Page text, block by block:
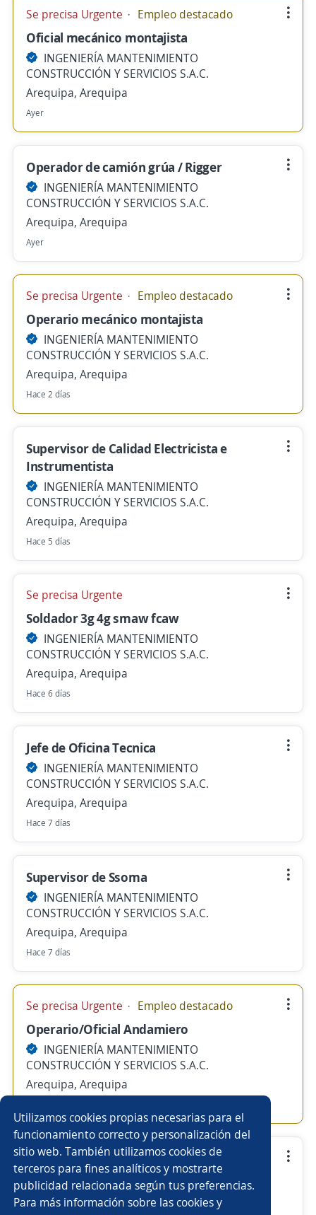
Se precisa Urgente Empleo destacado
Oficial mecánico montajista
INGENIERÍA MANTENIMIENTO
CONSTRUCCIÓN Y SERVICIOS S.A.C.
Arequipa, Arequipa
Ayer
Operador de camión grúa / Rigger
INGENIERÍA MANTENIMIENTO
CONSTRUCCIÓN Y SERVICIOS S.A.C.
Arequipa, Arequipa
Ayer
Se precisa Urgente Empleo destacado
Operario mecánico montajista
INGENIERÍA MANTENIMIENTO
CONSTRUCCIÓN Y SERVICIOS S.A.C.
Arequipa, Arequipa
Hace 2 días
Supervisor de Calidad Electricista e
Instrumentista
INGENIERÍA MANTENIMIENTO
CONSTRUCCIÓN Y SERVICIOS S.A.C.
Arequipa, Arequipa
Hace 5 días
Se precisa Urgente
Soldador 3g 4g smaw fcaw
INGENIERÍA MANTENIMIENTO
CONSTRUCCIÓN Y SERVICIOS S.A.C.
Arequipa, Arequipa
Hace 6 días
Jefe de Oficina Tecnica
INGENIERÍA MANTENIMIENTO
CONSTRUCCIÓN Y SERVICIOS S.A.C.
Arequipa, Arequipa
Hace 7 días
Supervisor de Ssoma
INGENIERÍA MANTENIMIENTO
CONSTRUCCIÓN Y SERVICIOS S.A.C.
Arequipa, Arequipa
Hace 7 días
Se precisa Urgente Empleo destacado
Operario/Oficial Andamiero
INGENIERÍA MANTENIMIENTO
CONSTRUCCIÓN Y SERVICIOS S.A.C.
Arequipa, Arequipa
Operario electricista e instrumentista
INGENIERÍA MANTENIMIENTO
CONSTRUCCIÓN Y SERVICIOS S.A.C.
Utilizamos cookies propias necesarias para el
funcionamiento correcto y personalización del
sitio web. También utilizamos cookies de
terceros para fines analíticos y mostrarte
publicidad relacionada según tus preferencias.
Para más información sobre las cookies y